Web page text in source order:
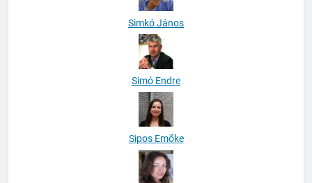
Simkó János
Simó Endre
Sipos Emőke